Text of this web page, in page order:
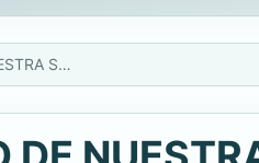
EL CONVENTO DE NUESTRA SEÑORA DE GRACIA DE LA VILLA DE SAN CLEMENTE